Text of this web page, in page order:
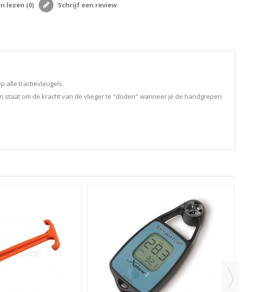
lezen (0) Schrijf een review
alle tractievleugels.
staat om de kracht van de vlieger te "doden" wanneer je de handgrepen